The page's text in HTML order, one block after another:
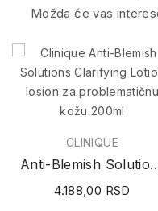
Možda će vas
CLINIQUE
Anti-Blemish
4.188,00 RSD